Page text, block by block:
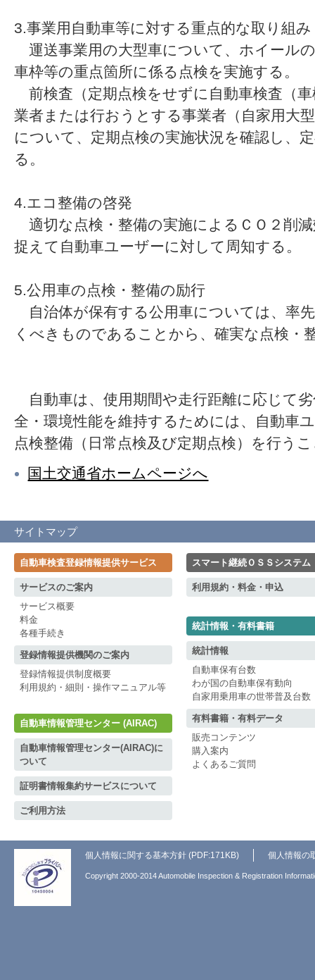
3.事業用自動車等に対する重点的な取り組み
運送事業用の大型車について、ホイール
車枠等の重点箇所に係る点検を実施する。
前検査（定期点検をせずに自動車検査（
業者または行おうとする事業者（自家用大
について、定期点検の実施状況を確認し、
る。
4.エコ整備の啓発
適切な点検・整備の実施によるＣＯ２削
捉えて自動車ユーザーに対して周知する。
5.公用車の点検・整備の励行
自治体が保有する公用車については、率
くべきものであることから、確実な点検・
自動車は、使用期間や走行距離に応じて
全・環境性能を維持するためには、自動車
点検整備（日常点検及び定期点検）を行う
国土交通省ホームページへ
サイトマップ
自動車検査登録情報提供サービス
サービスのご案内
サービス概要
料金
各種手続き
登録情報提供機関のご案内
登録情報提供制度概要
利用規約・細則・操作マニュアル等
自動車情報管理センター (AIRAC)
自動車情報管理センター(AIRAC)に
ついて
証明書情報集約サービスについて
ご利用方法
スマート継続ＯＳＳシステム
利用規約・料金・申込
統計情報・有料書籍
統計情報
自動車保有台数
わが国の自動車保有動向
自家用乗用車の世帯普及台数
有料書籍・有料データ
販売コンテンツ
購入案内
よくあるご質問
個人情報に関する基本方針 (PDF:171KB) 個人情報の
Copyright 2000-2014 Automobile Inspection & Registration